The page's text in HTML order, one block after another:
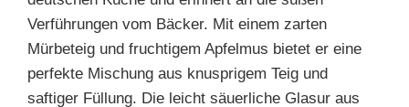
Verführungen vom Bäcker. Mit einem zarten
Mürbeteig und fruchtigem Apfelmus bietet er eine
perfekte Mischung aus knusprigem Teig und
saftiger Füllung. Die leicht säuerliche Glasur aus